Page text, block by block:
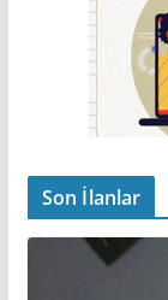
Son İlanlar